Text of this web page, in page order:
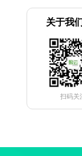
关于我
扫码关